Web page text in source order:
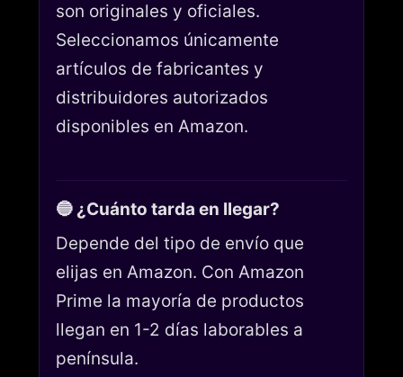
son originales y oficiales.
Seleccionamos únicamente
artículos de fabricantes y
distribuidores autorizados
disponibles en Amazon.
🔵 ¿Cuánto tarda en llegar?
Depende del tipo de envío que
elijas en Amazon. Con Amazon
Prime la mayoría de productos
llegan en 1-2 días laborables a
península.